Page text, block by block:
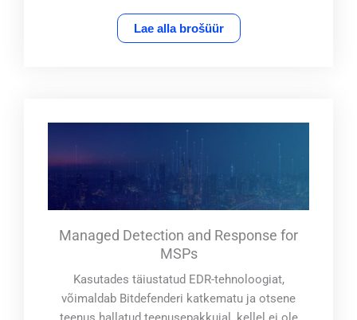
Lae alla brošüür
Managed Detection and Response for
MSPs
Kasutades täiustatud EDR-tehnoloogiat,
võimaldab Bitdefenderi katkematu ja otsene